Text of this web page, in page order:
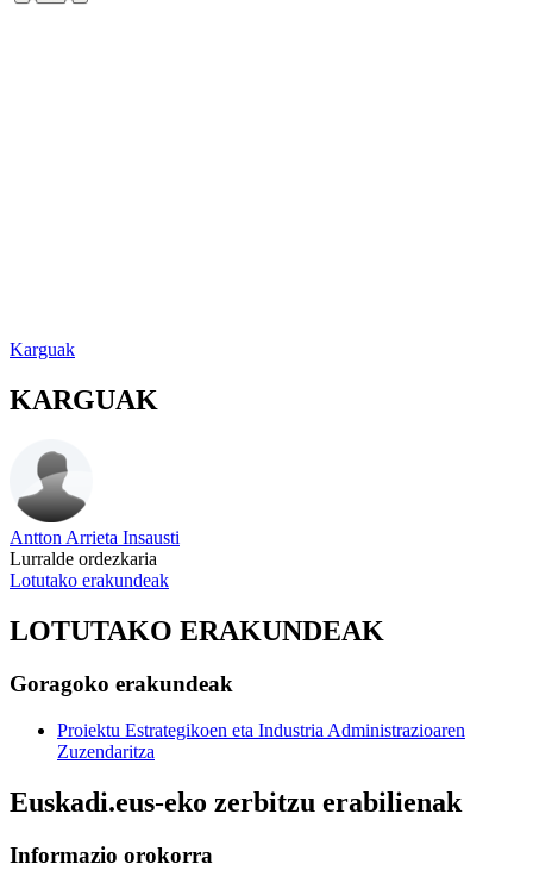
Karguak
KARGUAK
Antton Arrieta Insausti
Lurralde ordezkaria
Lotutako erakundeak
LOTUTAKO ERAKUNDEAK
Goragoko erakundeak
Proiektu Estrategikoen eta Industria Administrazioaren
Zuzendaritza
Euskadi.eus-eko zerbitzu erabilienak
Informazio orokorra